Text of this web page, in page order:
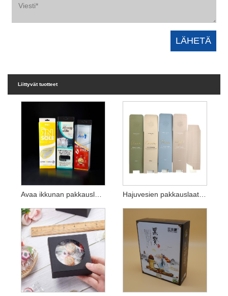
Liittyvät tuotteet
Avaa ikkunan pakkauslaatikko hammasharjalle Hajuvesien pakkauslaatikot